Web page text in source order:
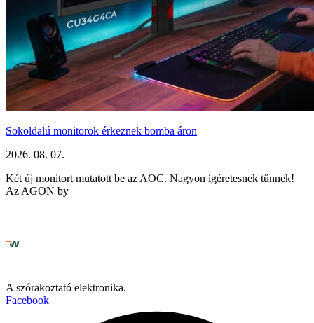
Sokoldalú monitorok érkeznek bomba áron
2026. 08. 07.
Két új monitort mutatott be az AOC. Nagyon ígéretesnek tűnnek!
Az AGON by
A szórakoztató elektronika.
Facebook